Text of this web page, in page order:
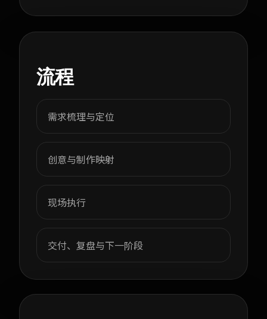
流程
需求梳理与定位
创意与制作映射
现场执行
交付、复盘与下一阶段